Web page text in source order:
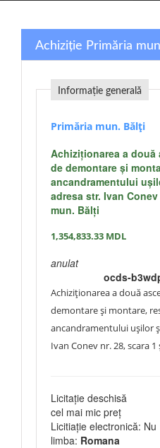
Achiziție Primăria
Informație generală
Primăria mun. Bălți
Achiziționarea a două
de demontare și
ancandramentului
adresa str. Ivan
mun. Bălți
1,354,833.33 MDL
anulat
ocds-
Achiziționarea a două
demontare și montare,
ancandramentului ușilor
Ivan Conev nr. 28, scara
Licitație deschisă
cel mai mic preț
Licitiație electronică: Nu
limba: Romana